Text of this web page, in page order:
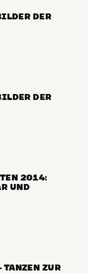
DER
DER
2014:
UND
ZUR